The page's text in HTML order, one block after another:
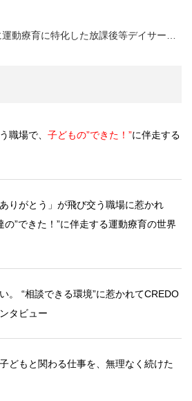
動療育に特化した放課後等デイサー…
職場で、 子どもの”できた！”に伴走する
りがとう」が飛び交う職場に惹かれ
”できた！”に伴走する運動療育の世界
。 “相談できる環境”に惹かれてCREDO
タビュー
どもと関わる仕事を、無理なく続けた